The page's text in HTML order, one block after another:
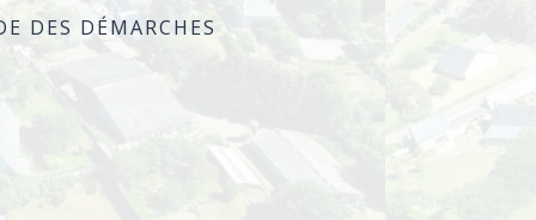
DES DÉMARCHES